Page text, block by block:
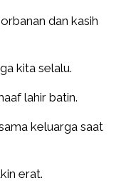
dan kasih
kita selalu.
lahir batin.
keluarga saat
erat.